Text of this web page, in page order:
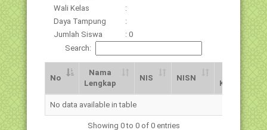
Wali Kelas
:
Daya Tampung
:
Jumlah Siswa
: 0
Search:
No
Nama
Lengkap
NIS NISN
Kelamin
No
Nama
Kelamin
No data available in table
Showing 0 to 0 of 0 entries